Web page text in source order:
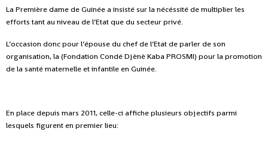
La Première dame de Guinée a insisté sur la nécéssité de multiplier les
efforts tant au niveau de l’Etat que du secteur privé.
L’occasion donc pour l’épouse du chef de l’Etat de parler de son
organisation, la (Fondation Condé Djènè Kaba PROSMI) pour la promotion
de la santé maternelle et infantile en Guinée.
En place depuis mars 2011, celle-ci affiche plusieurs objectifs parmi
lesquels figurent en premier lieu: